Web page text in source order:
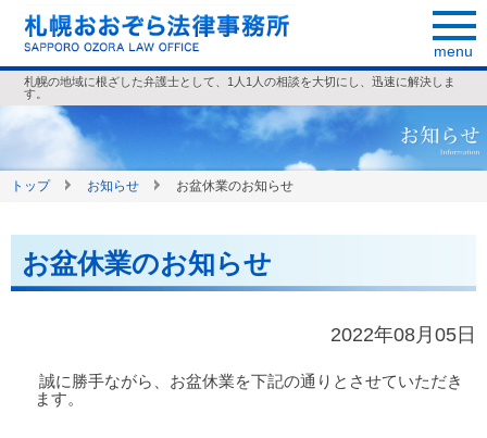
札幌の地域に根ざした弁護士として、1人1人の相談を大切にし、迅速に解決しま
す。
トップ お知らせ お盆休業のお知らせ
menu
お盆休業のお知らせ
2022年08月05日
誠に勝手ながら、お盆休業を下記の通りとさせていただき
ます。